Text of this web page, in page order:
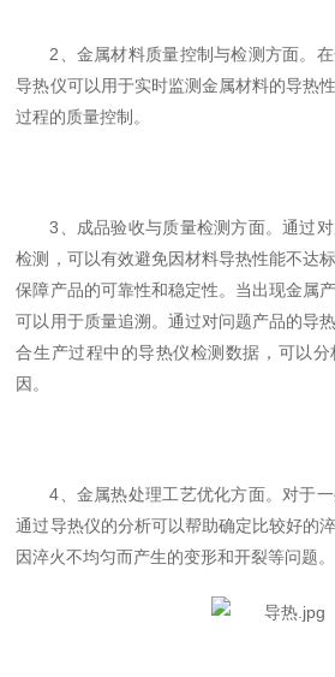
2、金属材料质量控制与检测方面。
导热仪可以用于实时监测金属材料的导热
过程的质量控制。
3、成品验收与质量检测方面。通过
检测，可以有效避免因材料导热性能不达
保障产品的可靠性和稳定性。当出现金属
可以用于质量追溯。通过对问题产品的导
合生产过程中的导热仪检测数据，可以
因。
4、金属热处理工艺优化方面。对于
通过导热仪的分析可以帮助确定比较好的
因淬火不均匀而产生的变形和开裂等问题。